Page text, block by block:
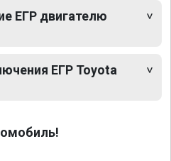
ЕГР двигателю
ЕГР Toyota